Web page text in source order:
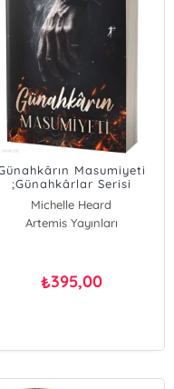
Masumiyeti
;Günahkârlar Serisi
Michelle Heard
Artemis Yayınları
₺395,00